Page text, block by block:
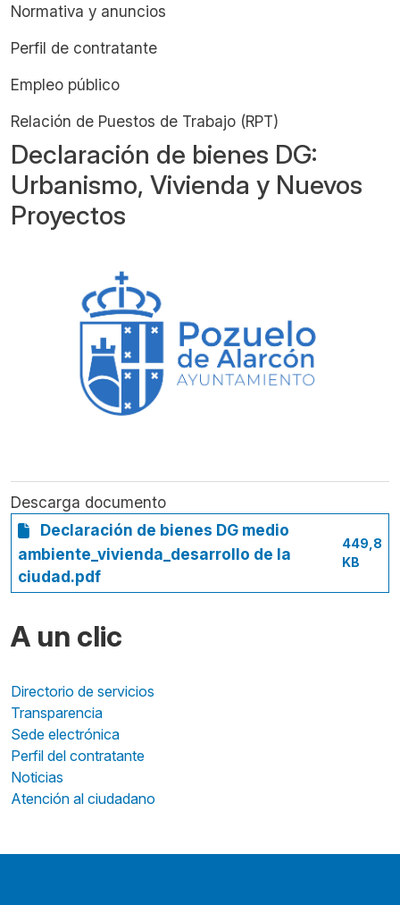
Normativa y anuncios
Perfil de contratante
Empleo público
Relación de Puestos de Trabajo (RPT)
Declaración de bienes DG:
Urbanismo, Vivienda y Nuevos
Proyectos
Descarga documento
Declaración de bienes DG medio
ambiente_vivienda_desarrollo de la
ciudad.pdf
449,8
KB
A un clic
Directorio de servicios
Transparencia
Sede electrónica
Perfil del contratante
Noticias
Atención al ciudadano